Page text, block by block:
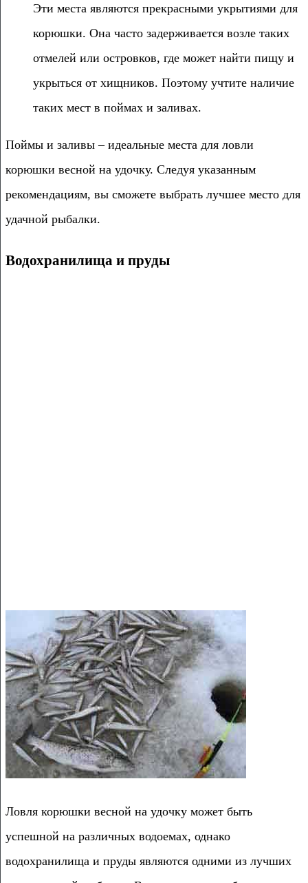
Эти места являются прекрасными укрытиями для
корюшки. Она часто задерживается возле таких
отмелей или островков, где может найти пищу и
укрыться от хищников. Поэтому учтите наличие
таких мест в поймах и заливах.
Поймы и заливы – идеальные места для ловли
корюшки весной на удочку. Следуя указанным
рекомендациям, вы сможете выбрать лучшее место для
удачной рыбалки.
Водохранилища и пруды
Ловля корюшки весной на удочку может быть
успешной на различных водоемах, однако
водохранилища и пруды являются одними из лучших